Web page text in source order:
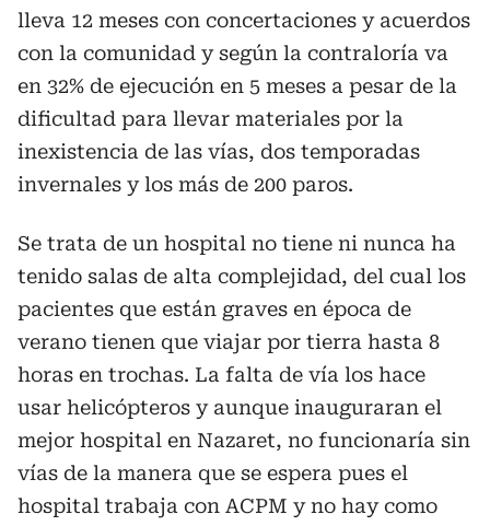
lleva 12 meses con concertaciones y acuerdos
con la comunidad y según la contraloría va
en 32% de ejecución en 5 meses a pesar de la
dificultad para llevar materiales por la
inexistencia de las vías, dos temporadas
invernales y los más de 200 paros.
Se trata de un hospital no tiene ni nunca ha
tenido salas de alta complejidad, del cual los
pacientes que están graves en época de
verano tienen que viajar por tierra hasta 8
horas en trochas. La falta de vía los hace
usar helicópteros y aunque inauguraran el
mejor hospital en Nazaret, no funcionaría sin
vías de la manera que se espera pues el
hospital trabaja con ACPM y no hay como